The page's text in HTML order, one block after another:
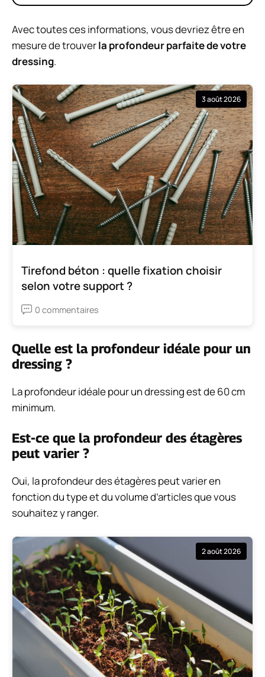
Avec toutes ces informations, vous devriez être en
mesure de trouverla profondeur parfaite de votre
dressing.
3 août 2026
Tirefond béton : quelle fixation choisir
selon votre support ?
0 commentaires
Quelle est la profondeur idéale pour un
dressing ?
La profondeur idéale pour un dressing est de 60 cm
minimum.
Est-ce que la profondeur des étagères
peut varier ?
Oui, la profondeur des étagères peut varier en
fonction du type et du volume d’articles que vous
souhaitez y ranger.
2 août 2026